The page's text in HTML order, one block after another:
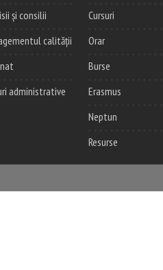
și consilii
calității
administrative
Cursuri
Orar
Burse
Erasmus
Neptun
Resurse